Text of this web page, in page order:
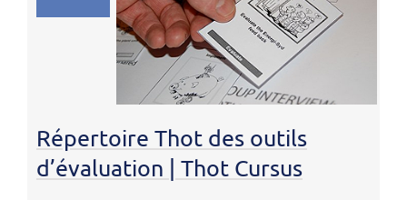
Répertoire Thot des outils
d’évaluation | Thot Cursus